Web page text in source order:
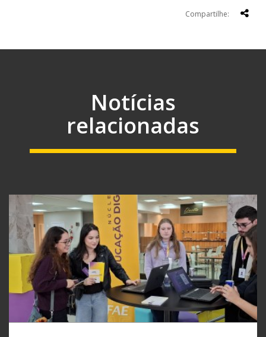
Compartilhe:
Notícias
relacionadas